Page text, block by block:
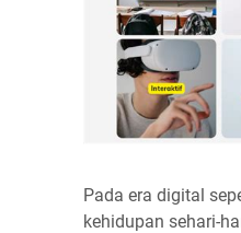
Pada era digital
kehidupan sehari-